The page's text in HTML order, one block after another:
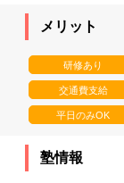
メリット
研修あり
交通費支給
平日のみOK
塾情報